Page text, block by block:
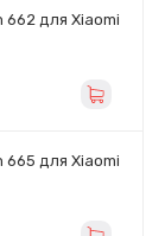
662 для Xiaomi
665 для Xiaomi